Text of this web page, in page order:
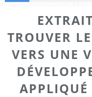
TROUVER
VERS UNE